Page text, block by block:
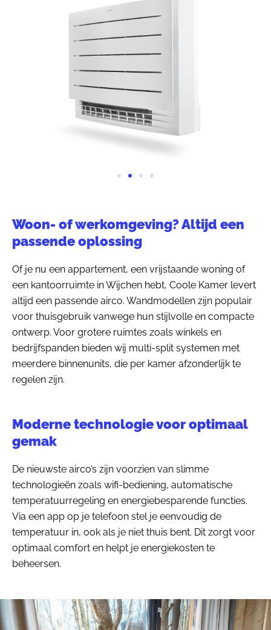
Woon- of werkomgeving? Altijd een
passende oplossing
Of je nu een appartement, een vrijstaande woning of
een kantoorruimte in Wijchen hebt, Coole Kamer levert
altijd een passende airco. Wandmodellen zijn populair
voor thuisgebruik vanwege hun stijlvolle en compacte
ontwerp. Voor grotere ruimtes zoals winkels en
bedrijfspanden bieden wij multi-split systemen met
meerdere binnenunits, die per kamer afzonderlijk te
regelen zijn.
Moderne technologie voor optimaal
gemak
De nieuwste airco’s zijn voorzien van slimme
technologieën zoals wifi-bediening, automatische
temperatuurregeling en energiebesparende functies.
Via een app op je telefoon stel je eenvoudig de
temperatuur in, ook als je niet thuis bent. Dit zorgt voor
optimaal comfort en helpt je energiekosten te
beheersen.